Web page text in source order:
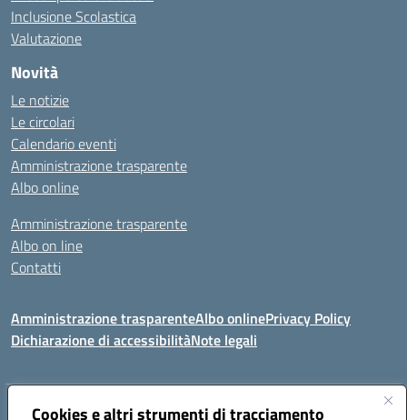
Cookies e altri strumenti di tracciamento
Inclusione Scolastica
Valutazione
Novità
Le notizie
Le circolari
Calendario eventi
Amministrazione trasparente
Albo online
Amministrazione trasparente
Albo on line
Contatti
Amministrazione trasparenteAlbo onlinePrivacy Policy
Dichiarazione di accessibilitàNote legali
Indirizzo:Via Tirso, 07011 Bono (SS)